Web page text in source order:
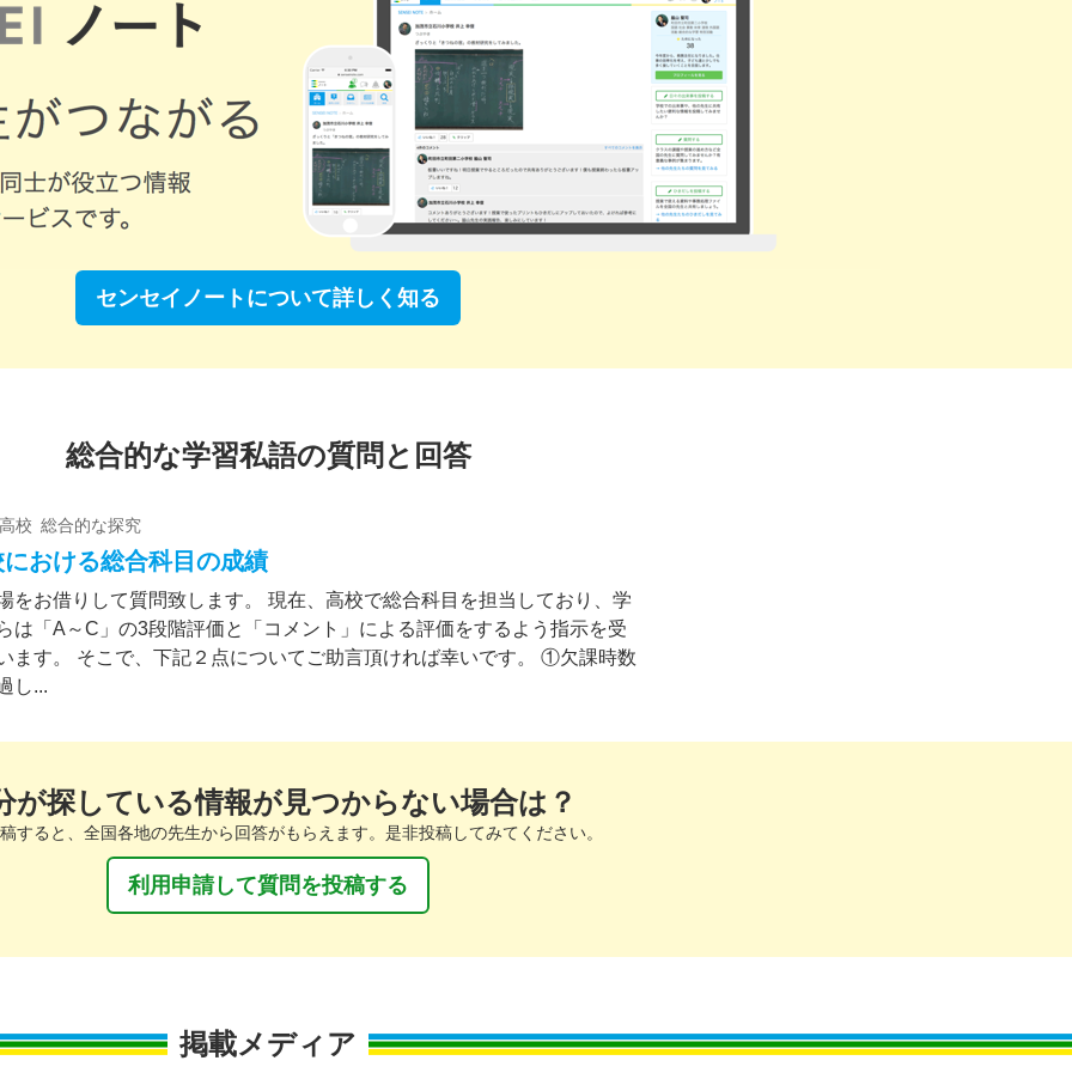
センセイノートについて詳しく知る
総合的な学習私語の質問と回答
校 総合的な探究
おける総合科目の成績
をお借りして質問致します。 現在、高校で総合科目を担当しており、学
は「A～C」の3段階評価と「コメント」による評価をするよう指示を受
ます。 そこで、下記２点についてご助言頂ければ幸いです。 ①欠課時数
し...
が探している情報が見つからない場合は？
すると、全国各地の先生から回答がもらえます。是非投稿してみてください。
利用申請して質問を投稿する
掲載メディア